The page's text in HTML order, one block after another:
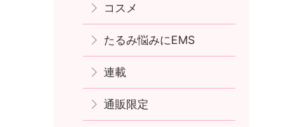
コスメ
たるみ悩みにEMS
連載
通販限定